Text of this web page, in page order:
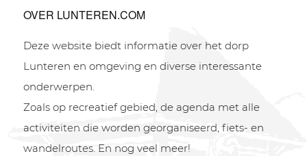
OVER LUNTEREN.COM
Deze website biedt informatie over het dorp
Lunteren en omgeving en diverse interessante
onderwerpen.
Zoals op recreatief gebied, de agenda met alle
activiteiten die worden georganiseerd, fiets- en
wandelroutes. En nog veel meer!